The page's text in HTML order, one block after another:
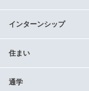
インターンシップ
住まい
通学